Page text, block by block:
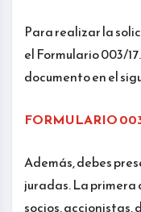
Para realizar la
el Formulario 003/
documento en el
FORMULARIO
Además, debes
juradas. La primera
socios,